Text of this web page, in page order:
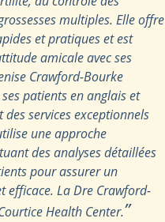
multiples. Elle offre
et pratiques et est
amicale avec ses
Crawford-Bourke
patients en anglais et
services exceptionnels
une approche
des analyses détaillées
pour assurer un
efficace. La Dre Crawford-
Health Center.”